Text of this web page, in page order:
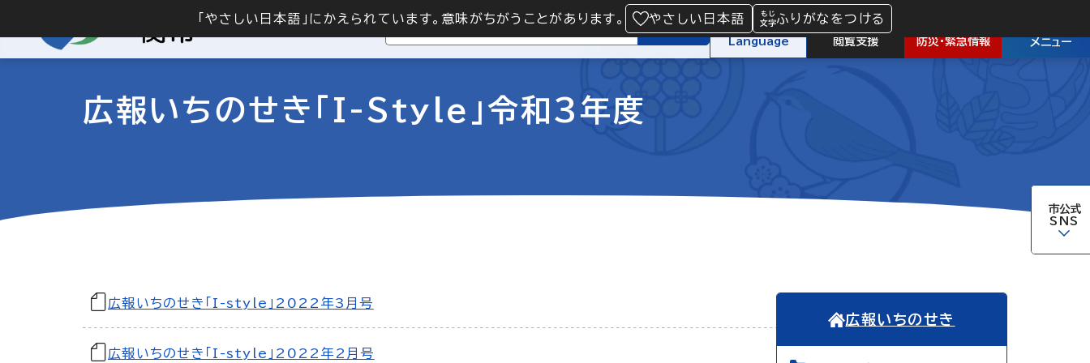
「やさしい日本語」にかえられています。意味がちがうことがあります。 やさしい日本語 ふりがなをつける
検索
Language 閲覧支援 防災・緊急情報 メニュー
市公式
SNS
広報いちのせき「I-Style」令和3年度
広報いちのせき「I-style」2022年3月号
広報いちのせき「I-style」2022年2月号
広報いちのせき